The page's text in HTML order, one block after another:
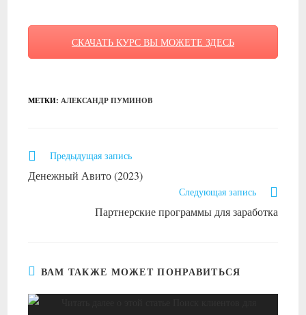
СКАЧАТЬ КУРС ВЫ МОЖЕТЕ ЗДЕСЬ
МЕТКИ:АЛЕКСАНДР ПУМИНОВ
Читать
статьи
Предыдущая запись
Денежный Авито (2023)
Следующая запись
Партнерские программы для заработка
ВАМ ТАКЖЕ МОЖЕТ ПОНРАВИТЬСЯ